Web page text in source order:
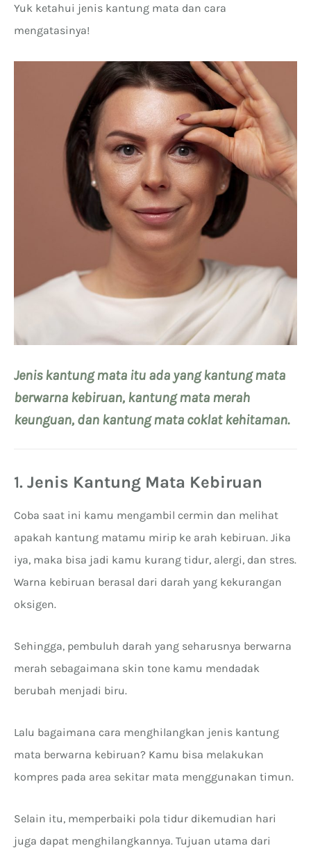
Yuk ketahui jenis kantung mata dan cara
mengatasinya!
Jenis kantung mata itu ada yang kantung mata
berwarna kebiruan, kantung mata merah
keunguan, dan kantung mata coklat kehitaman.
1. Jenis Kantung Mata Kebiruan
Coba saat ini kamu mengambil cermin dan melihat
apakah kantung matamu mirip ke arah kebiruan. Jika
iya, maka bisa jadi kamu kurang tidur, alergi, dan stres.
Warna kebiruan berasal dari darah yang kekurangan
oksigen.
Sehingga, pembuluh darah yang seharusnya berwarna
merah sebagaimana skin tone kamu mendadak
berubah menjadi biru.
Lalu bagaimana cara menghilangkan jenis kantung
mata berwarna kebiruan? Kamu bisa melakukan
kompres pada area sekitar mata menggunakan timun.
Selain itu, memperbaiki pola tidur dikemudian hari
juga dapat menghilangkannya. Tujuan utama dari